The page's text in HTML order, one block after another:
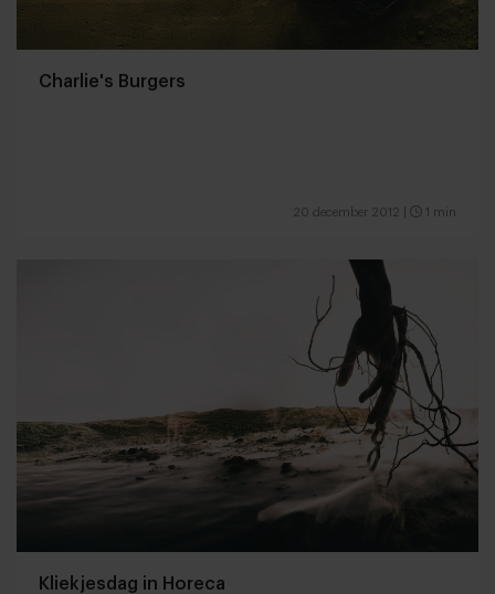
Charlie's Burgers
20 december 2012 1 min
Kliekjesdag in Horeca